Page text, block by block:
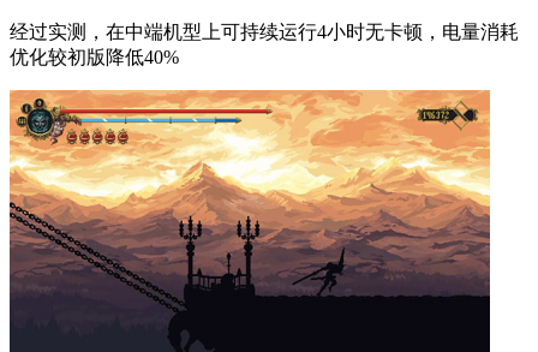
经过实测，在中端机型上可持续运行4小时无卡顿，电量消耗
优化较初版降低40%